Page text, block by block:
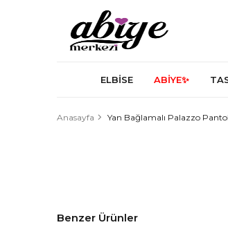
ELBİSE ABİYE✨
Anasayfa Yan Bağlamalı Palazzo
Benzer Ürünler